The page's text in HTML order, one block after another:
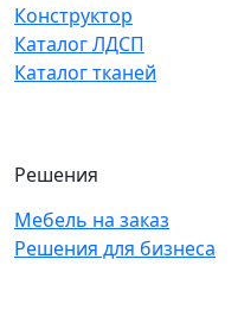
Конструктор
Каталог ЛДСП
Каталог тканей
Решения
Мебель на заказ
Решения для бизнеса